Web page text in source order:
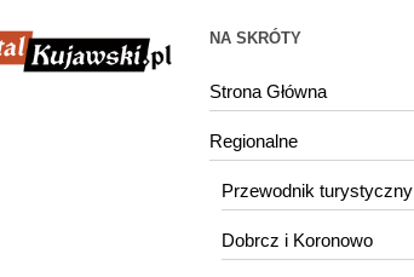
NA SKRÓTY
Strona Główna
Regionalne
Przewodnik turystyczny
Dobrcz i Koronowo